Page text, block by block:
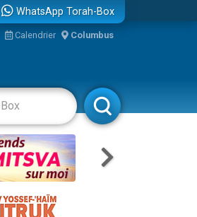
WhatsApp Torah-Box
Calendrier Columbus
Rabbanim